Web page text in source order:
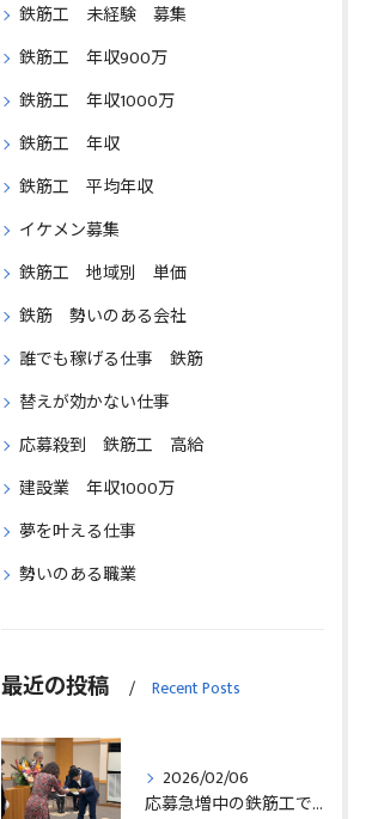
鉄筋工 未経験 募集
鉄筋工 年収900万
鉄筋工 年収1000万
鉄筋工 年収
鉄筋工 平均年収
イケメン募集
鉄筋工 地域別 単価
鉄筋 勢いのある会社
誰でも稼げる仕事 鉄筋
替えが効かない仕事
応募殺到 鉄筋工 高給
建設業 年収1000万
夢を叶える仕事
勢いのある職業
最近の投稿 Recent Posts
2026/02/06
応募急増中の鉄筋工で高給を目指す方法徹底解説埼玉県三郷市版